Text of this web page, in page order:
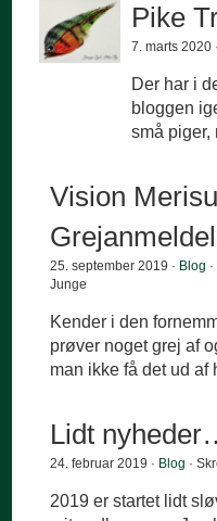
Pike
7. marts 2020 ·
Der har i
bloggen
små piger,
Vision
25. september 2019 · Blog
Junge
Kender i den
prøver noget grej af
man ikke få det ud af
Lidt
24. februar 2019 · Blog ·
2019 er startet lidt